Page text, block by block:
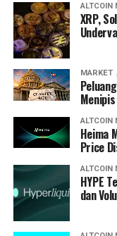
ALTCOIN
XRP,
MARKET
Menipis
ALTCOIN
Heima
Price
ALTCOIN
HYPE
dan